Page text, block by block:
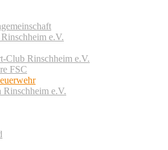
e.V.
Club Rinschheim e.V.
FSC
Rinschheim e.V.